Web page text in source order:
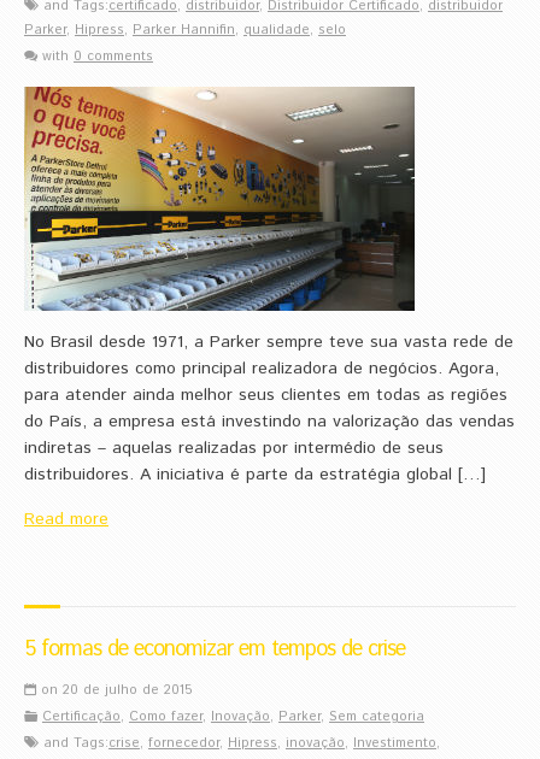
and Tags:certificado, distribuidor, Distribuidor Certificado, distribuidor
Parker, Hipress, Parker Hannifin, qualidade, selo
with 0 comments
No Brasil desde 1971, a Parker sempre teve sua vasta rede de
distribuidores como principal realizadora de negócios. Agora,
para atender ainda melhor seus clientes em todas as regiões
do País, a empresa está investindo na valorização das vendas
indiretas – aquelas realizadas por intermédio de seus
distribuidores. A iniciativa é parte da estratégia global […]
Read more
5 formas de economizar em tempos de crise
on 20 de julho de 2015
Certificação, Como fazer, Inovação, Parker, Sem categoria
and Tags:crise, fornecedor, Hipress, inovação, Investimento,